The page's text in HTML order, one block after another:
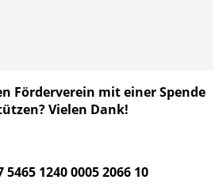
Förderverein mit einer Spende
Vielen Dank!
5465 1240 0005 2066 10